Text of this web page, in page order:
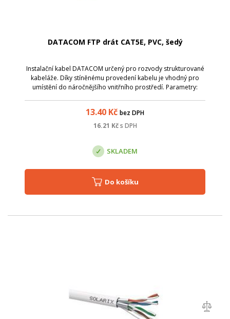
DATACOM FTP drát CAT5E, PVC, šedý
Instalační kabel DATACOM určený pro rozvody strukturované
kabeláže. Díky stíněnému provedení kabelu je vhodný pro
umístění do náročnějšího vnitřního prostředí. Parametry:
13.40 Kč bez DPH
16.21 Kč s DPH
SKLADEM
Do košíku